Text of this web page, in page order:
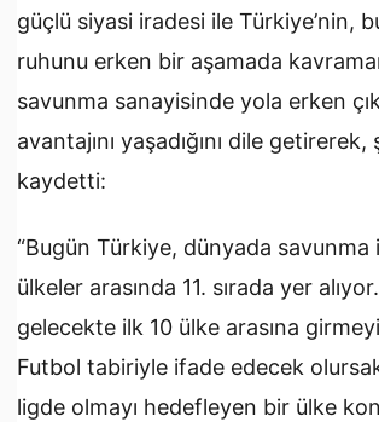
güçlü siyasi iradesi ile Türkiye’nin,
ruhunu erken bir aşamada
savunma sanayisinde yola erken
avantajını yaşadığını dile getirerek,
kaydetti:
“Bugün Türkiye, dünyada savunma
ülkeler arasında 11. sırada yer
gelecekte ilk 10 ülke arasına
Futbol tabiriyle ifade edecek
ligde olmayı hedefleyen bir ülke